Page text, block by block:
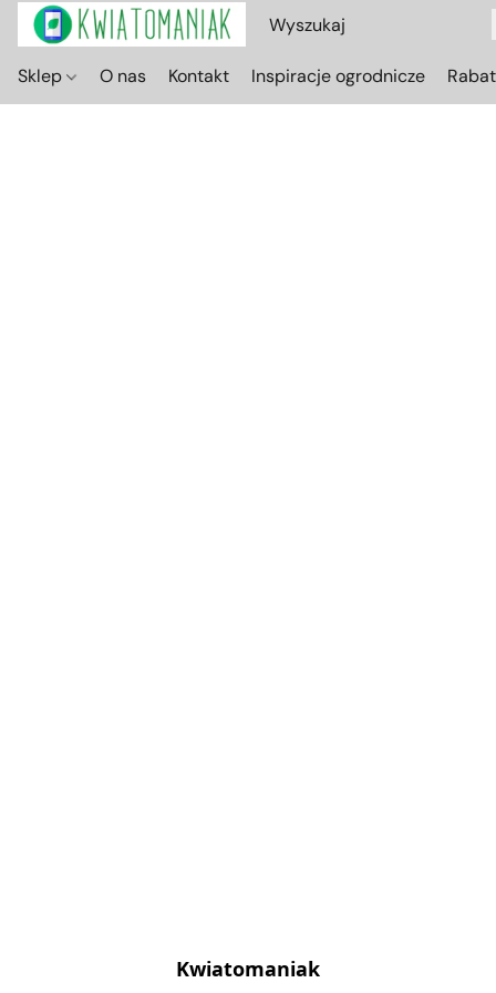
Sklep O nas Kontakt Inspiracje ogrodnicze
Kwiatomaniak